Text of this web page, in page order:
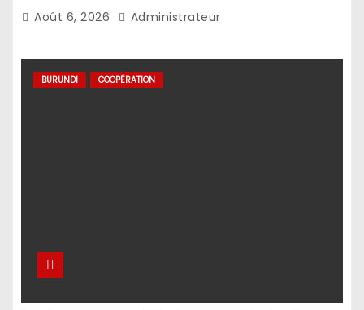
Août 6, 2026 Administrateur
BURUNDI COOPÉRATION